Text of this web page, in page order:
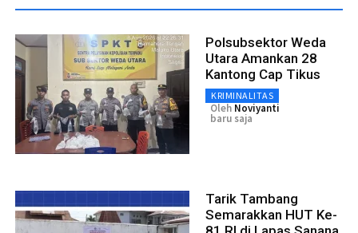
Polsubsektor Weda
Utara Amankan 28
Kantong Cap Tikus
KRIMINALITAS
Oleh Noviyanti
baru saja
Tarik Tambang
Semarakkan HUT Ke-